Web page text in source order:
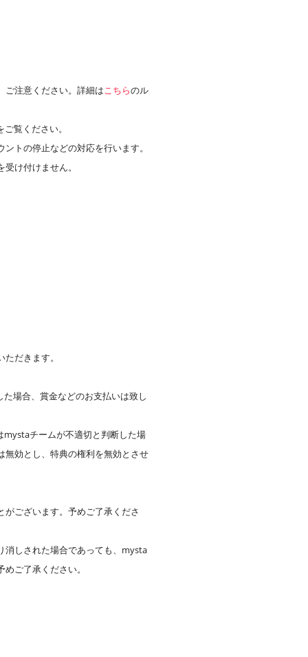
ご注意ください。詳細はこちらのル
ご覧ください。
トの停止などの対応を行います。
け付けません。
だきます。
場合、賞金などのお支払いは致し
チームが不適切と判断した場
無効とし、特典の権利を無効とさせ
ございます。予めご了承くださ
消しされた場合であっても、mysta
ご了承ください。